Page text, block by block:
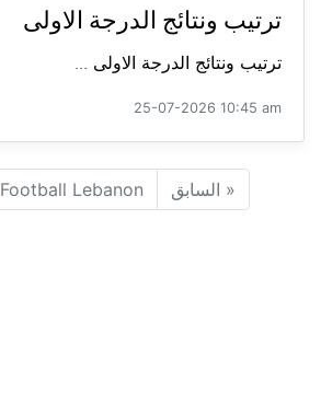
ترتيب ونتائج الدرجة الاولى
ترتيب ونتائج الدرجة الاولى ...
25-07-2026 10:45 am
« السابق Football Lebanon